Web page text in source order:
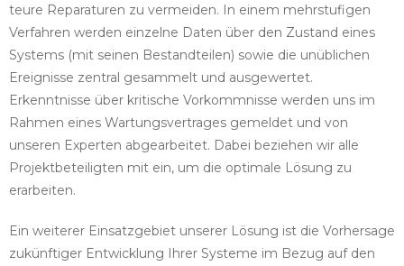
teure Reparaturen zu vermeiden. In einem mehrstufigen
Verfahren werden einzelne Daten über den Zustand eines
Systems (mit seinen Bestandteilen) sowie die unüblichen
Ereignisse zentral gesammelt und ausgewertet.
Erkenntnisse über kritische Vorkommnisse werden uns im
Rahmen eines Wartungsvertrages gemeldet und von
unseren Experten abgearbeitet. Dabei beziehen wir alle
Projektbeteiligten mit ein, um die optimale Lösung zu
erarbeiten.
Ein weiterer Einsatzgebiet unserer Lösung ist die Vorhersage
zukünftiger Entwicklung Ihrer Systeme im Bezug auf den